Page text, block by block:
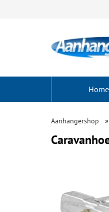
Home
Aanhangershop